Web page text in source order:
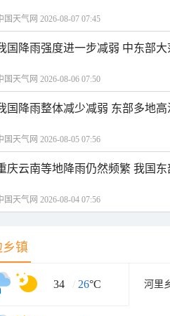
国天气网 2026-08-07 07:45
国降雨强度进一步减弱 中东部
国天气网 2026-08-06 07:50
国降雨整体减少减弱 东部多地
国天气网 2026-08-05 07:56
庆云南等地降雨仍然频繁 我国
国天气网 2026-08-04 07:56
乡镇
34 / 26°C 河里